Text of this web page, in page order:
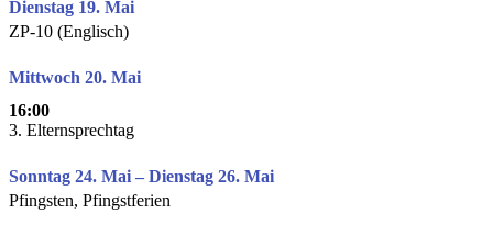
Dienstag 19. Mai
ZP-10 (Englisch)
Mittwoch 20. Mai
16:00
3. Elternsprechtag
Sonntag 24. Mai – Dienstag 26. Mai
Pfingsten, Pfingstferien